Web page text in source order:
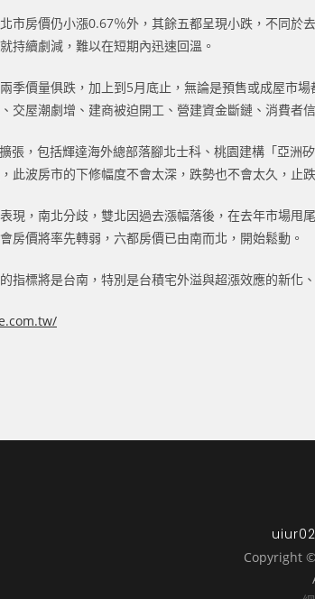
市房價仍小漲0.67％外，其餘五都呈現小跌，不同
持續劇減，難以在短期內迅速回溫。
季價量俱跌，加上到5月底止，無論是預售或成屋市
交屋潮劇增、建商被迫開工、營建資金斷鏈、消費者
張，包括輝達海外總部落腳北士科、桃園建構「亞
此波房市的下修幅度不會太深，跌勢也不會太久，止
現，南北分歧，雙北因過去漲幅落後，在去年市場
房價將率先轉弱，六都房價已由南而北，開始鬆動。
指標將是台南，特別是台積宅外溢與超漲效應的新化
Copyright